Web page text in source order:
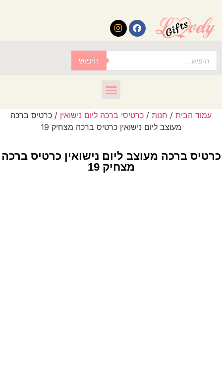
חיפוש
עמוד הבית / חנות / כרטיסי ברכה ליום נישואין / כרטיס ברכה
מעוצב ליום נישואין כרטיס ברכה מצחיק 19
כרטיס ברכה מעוצב ליום נישואין כרטיס ברכה
מצחיק 19